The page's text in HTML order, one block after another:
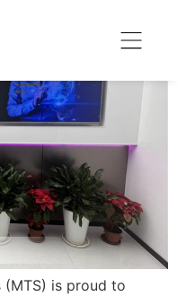
(MTS) is proud to